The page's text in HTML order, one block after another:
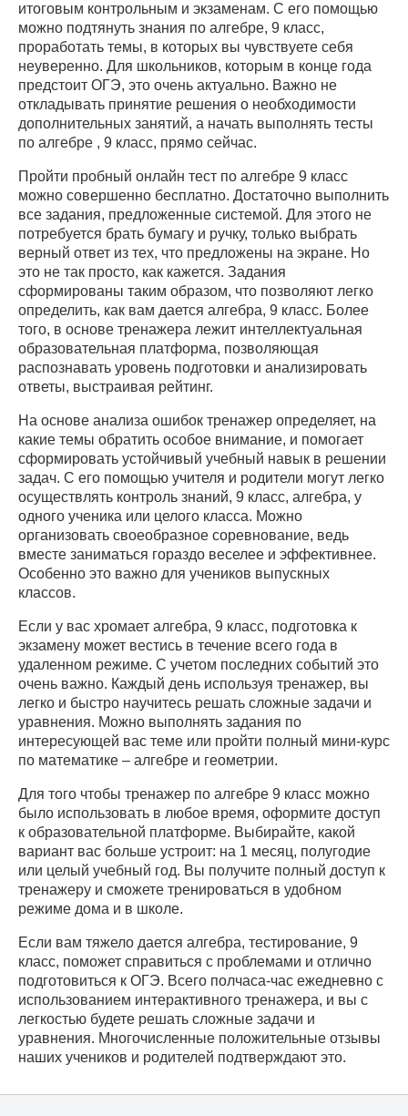
итоговым контрольным и экзаменам. С его помощью
можно подтянуть знания по алгебре, 9 класс,
проработать темы, в которых вы чувствуете себя
неуверенно. Для школьников, которым в конце года
предстоит ОГЭ, это очень актуально. Важно не
откладывать принятие решения о необходимости
дополнительных занятий, а начать выполнять тесты
по алгебре , 9 класс, прямо сейчас.
Пройти пробный онлайн тест по алгебре 9 класс
можно совершенно бесплатно. Достаточно выполнить
все задания, предложенные системой. Для этого не
потребуется брать бумагу и ручку, только выбрать
верный ответ из тех, что предложены на экране. Но
это не так просто, как кажется. Задания
сформированы таким образом, что позволяют легко
определить, как вам дается алгебра, 9 класс. Более
того, в основе тренажера лежит интеллектуальная
образовательная платформа, позволяющая
распознавать уровень подготовки и анализировать
ответы, выстраивая рейтинг.
На основе анализа ошибок тренажер определяет, на
какие темы обратить особое внимание, и помогает
сформировать устойчивый учебный навык в решении
задач. С его помощью учителя и родители могут легко
осуществлять контроль знаний, 9 класс, алгебра, у
одного ученика или целого класса. Можно
организовать своеобразное соревнование, ведь
вместе заниматься гораздо веселее и эффективнее.
Особенно это важно для учеников выпускных
классов.
Если у вас хромает алгебра, 9 класс, подготовка к
экзамену может вестись в течение всего года в
удаленном режиме. С учетом последних событий это
очень важно. Каждый день используя тренажер, вы
легко и быстро научитесь решать сложные задачи и
уравнения. Можно выполнять задания по
интересующей вас теме или пройти полный мини-курс
по математике – алгебре и геометрии.
Для того чтобы тренажер по алгебре 9 класс можно
было использовать в любое время, оформите доступ
к образовательной платформе. Выбирайте, какой
вариант вас больше устроит: на 1 месяц, полугодие
или целый учебный год. Вы получите полный доступ к
тренажеру и сможете тренироваться в удобном
режиме дома и в школе.
Если вам тяжело дается алгебра, тестирование, 9
класс, поможет справиться с проблемами и отлично
подготовиться к ОГЭ. Всего полчаса-час ежедневно с
использованием интерактивного тренажера, и вы с
легкостью будете решать сложные задачи и
уравнения. Многочисленные положительные отзывы
наших учеников и родителей подтверждают это.